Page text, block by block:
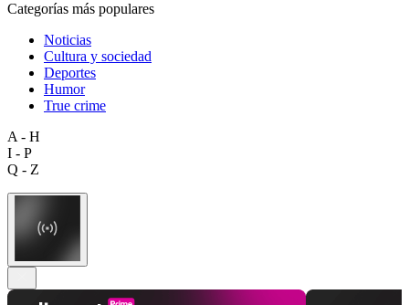
Categorías más populares
Noticias
Cultura y sociedad
Deportes
Humor
True crime
A - H
I - P
Q - Z